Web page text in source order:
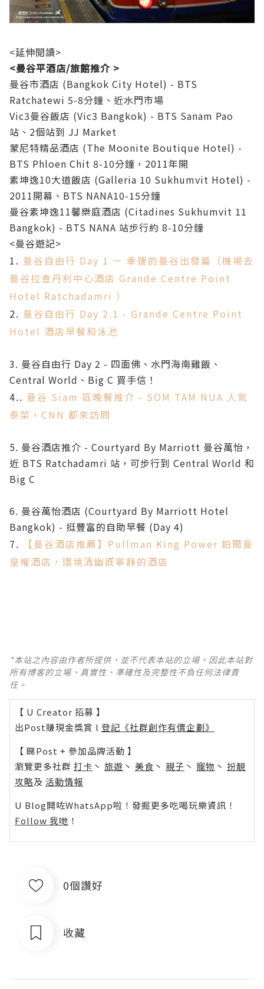
<延伸閱讀>
<曼谷平酒店/旅館推介 >
曼谷市酒店 (Bangkok City Hotel) - BTS
Ratchatewi 5-8分鐘、近水門市場
Vic3曼谷飯店 (Vic3 Bangkok) - BTS Sanam Pao
站、2個站到 JJ Market
蒙尼特精品酒店 (The Moonite Boutique Hotel) -
BTS Phloen Chit 8-10分鐘，2011年開
素坤逸10大道飯店 (Galleria 10 Sukhumvit Hotel) -
2011開幕、BTS NANA10-15分鐘
曼谷素坤逸11馨樂庭酒店 (Citadines Sukhumvit 11
Bangkok) - BTS NANA 站步行約 8-10分鐘
<曼谷遊記>
1. 曼谷自由行 Day 1 － 幸運的曼谷出發篇（機場去
曼谷拉查丹利中心酒店 Grande Centre Point
Hotel Ratchadamri ）
2. 曼谷自由行 Day 2.1 - Grande Centre Point
Hotel 酒店早餐和泳池
3. 曼谷自由行 Day 2 - 四面佛、水門海南雞飯、
Central World、Big C 買手信！
4.. 曼谷 Siam 區晚餐推介 - SOM TAM NUA 人氣
泰菜，CNN 都來訪問
5. 曼谷酒店推介 - Courtyard By Marriott 曼谷萬怡，
近 BTS Ratchadamri 站，可步行到 Central World 和
Big C
6. 曼谷萬怡酒店 (Courtyard By Marriott Hotel
Bangkok) - 挺豐富的自助早餐 (Day 4)
7.
【曼谷酒店推薦】Pullman King Power 鉑爾曼
皇權酒店，環境清幽既寧靜的酒店
*本站之內容由作者所提供，並不代表本站的立場。因此本站對
所有博客的立場、真實性、準確性及完整性不負任何法律責
任。
【 U Creator 招募 】
出Post賺現金獎賞 l 登記《社群創作有價企劃》
【 睇Post + 參加品牌活動 】
瀏覽更多社群 打卡 丶 旅遊 丶 美食 丶 親子 丶 寵物 丶 扮靚
攻略及 活動情報
U Blog開咗WhatsApp啦！發掘更多吃喝玩樂資訊！
Follow 我哋 ！
0個讚好
收藏